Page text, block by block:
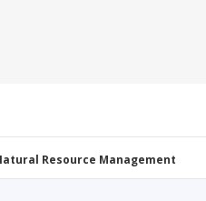
Resource Management